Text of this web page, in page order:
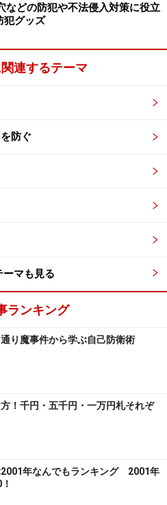
などの防犯や不法侵入対策に役立
犯グッズ
連するテーマ
防ぐ
ーマも見る
ランキング
り魔事件から学ぶ自己防衛術
！千円・五千円・一万円札それぞ
2001年なんでもランキング 2001年